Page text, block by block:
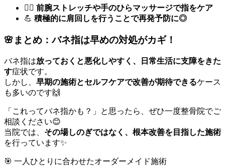
💆‍♀️ 前腕ストレッチや手のひらマッサージで指をケア
💪 積極的に肩回しを行うことで再発予防に◎
🌸まとめ：バネ指は早めの対処がカギ！
バネ指は放っておくと悪化しやすく、日常生活に支障をきた
す症状です。
しかし、 早期の施術とセルフケアで改善が期待できるケース
も多いのです🙌
「これってバネ指かも？」と思ったら、ぜひ一度整骨院でご
相談ください😊
当院では、 その場しのぎではなく、根本改善を目指した施術
を行っています✨
🎯 一人ひとりに合わせたオーダーメイド施術